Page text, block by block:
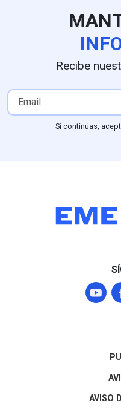
Recibe
Si continúas,
AVISO